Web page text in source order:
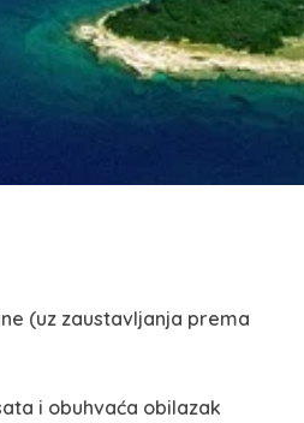
(uz zaustavljanja prema
i obuhvaća obilazak